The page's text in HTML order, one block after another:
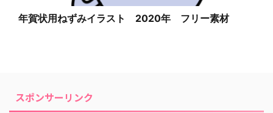
年賀状用ねずみイラスト 2020年 フリー素材
スポンサーリンク